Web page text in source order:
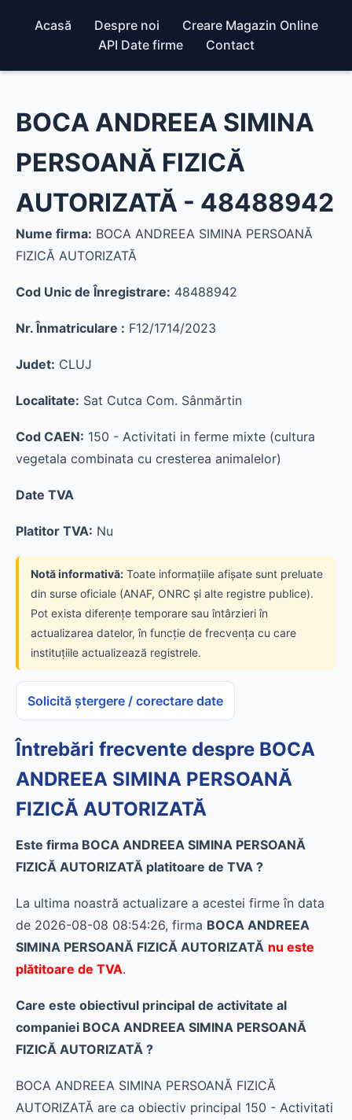
Acasă Despre noi
Creare Magazin Online
API Date firme
Contact
BOCA ANDREEA SIMINA
PERSOANĂ FIZICĂ
AUTORIZATĂ - 48488942
Nume firma: BOCA ANDREEA SIMINA PERSOANĂ
FIZICĂ AUTORIZATĂ
Cod Unic de Înregistrare: 48488942
Nr. Înmatriculare : F12/1714/2023
Judet: CLUJ
Localitate: Sat Cutca Com. Sânmărtin
Cod CAEN: 150 - Activitati in ferme mixte (cultura
vegetala combinata cu cresterea animalelor)
Date TVA
Platitor TVA: Nu
Notă informativă: Toate informațiile afișate sunt preluate
din surse oficiale (ANAF, ONRC și alte registre publice).
Pot exista diferențe temporare sau întârzieri în
actualizarea datelor, în funcție de frecvența cu care
instituțiile actualizează registrele.
Solicită ștergere / corectare date
Întrebări frecvente despre BOCA
ANDREEA SIMINA PERSOANĂ
FIZICĂ AUTORIZATĂ
Este firma BOCA ANDREEA SIMINA PERSOANĂ
FIZICĂ AUTORIZATĂ platitoare de TVA ?
La ultima noastră actualizare a acestei firme în data
de 2026-08-08 08:54:26, firma BOCA ANDREEA
SIMINA PERSOANĂ FIZICĂ AUTORIZATĂ nu este
plătitoare de TVA.
Care este obiectivul principal de activitate al
companiei BOCA ANDREEA SIMINA PERSOANĂ
FIZICĂ AUTORIZATĂ ?
BOCA ANDREEA SIMINA PERSOANĂ FIZICĂ
AUTORIZATĂ are ca obiectiv principal 150 - Activitati